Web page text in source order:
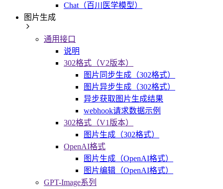
Chat（百川医学模型）
图片生成
通用接口
说明
302格式（V2版本）
图片同步生成（302格式）
图片异步生成（302格式）
异步获取图片生成结果
webhook请求数据示例
302格式（V1版本）
图片生成（302格式）
OpenAI格式
图片生成（OpenAI格式）
图片编辑（OpenAI格式）
GPT-Image系列